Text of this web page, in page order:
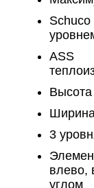
ASS
3
влево,
углом